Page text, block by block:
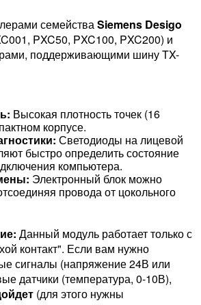
семействаSiemens Desigo
PXC50, PXC100, PXC200) и
поддерживающими шину TX-
Высокая плотность точек (16
корпусе.
Светодиоды на лицевой
быстро определить состояние
компьютера.
Электронный блок можно
провода от цокольного
Данный модуль работает только с
контакт". Если вам нужно
сигналы (напряжение 24В или
датчики (температура, 0-10В),
(для этого нужны